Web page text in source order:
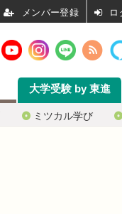
ミツカル学び
大学受験 by 東進
ロ